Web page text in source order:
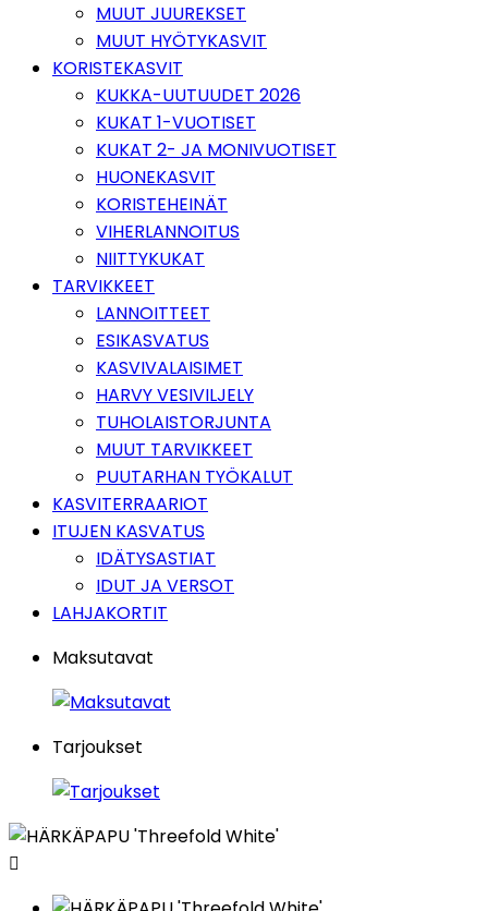
MUUT JUUREKSET
MUUT HYÖTYKASVIT
KORISTEKASVIT
KUKKA-UUTUUDET 2026
KUKAT 1-VUOTISET
KUKAT 2- JA MONIVUOTISET
HUONEKASVIT
KORISTEHEINÄT
VIHERLANNOITUS
NIITTYKUKAT
TARVIKKEET
LANNOITTEET
ESIKASVATUS
KASVIVALAISIMET
HARVY VESIVILJELY
TUHOLAISTORJUNTA
MUUT TARVIKKEET
PUUTARHAN TYÖKALUT
KASVITERRAARIOT
ITUJEN KASVATUS
IDÄTYSASTIAT
IDUT JA VERSOT
LAHJAKORTIT
Maksutavat
Tarjoukset
